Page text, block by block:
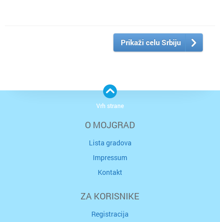
Prikaži celu Srbiju
O MOJGRAD
Lista gradova
Impressum
Kontakt
ZA KORISNIKE
Registracija
Vrh strane